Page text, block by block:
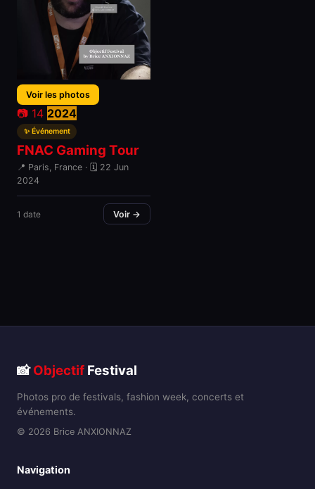
Voir les photos
📷 14 2024
✨ Événement
FNAC Gaming Tour
📍 Paris, France · 🗓 22 Jun
2024
1 date Voir →
📸Objectif Festival
Photos pro de festivals, fashion week, concerts et
événements.
© 2026 Brice ANXIONNAZ
Navigation